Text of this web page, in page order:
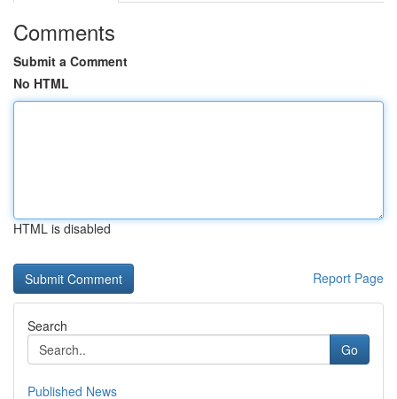
Comments
Submit a Comment
No HTML
HTML is disabled
Report Page
Search
Go
Published News